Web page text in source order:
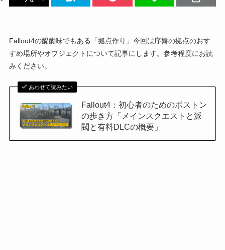
Fallout4の醍醐味でもある「拠点作り」今回は序盤の拠点のおす
すめ場所やオブジェクトについて記事にします。参考程度にお読
みください。
あわせて読みたい
Fallout4：初心者のためのボストン
の歩き方「メインスクエストと派
閥と有料DLCの概要」